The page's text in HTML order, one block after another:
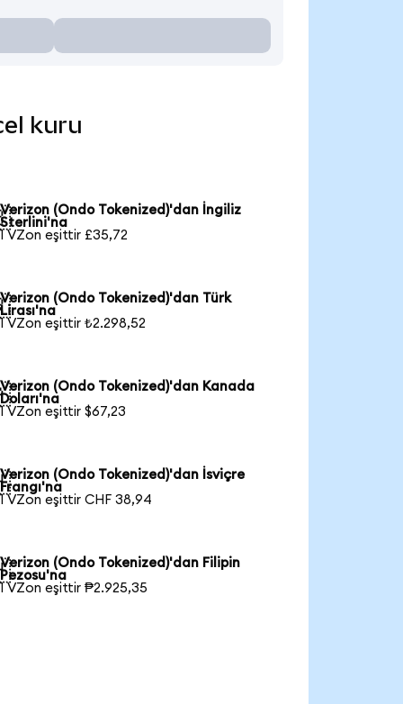
kuru
Verizon (Ondo Tokenized)'dan İngiliz
Sterlini'na
1 VZon eşittir £35,72
Verizon (Ondo Tokenized)'dan Türk
Lirası'na
1 VZon eşittir ₺2.298,52
Verizon (Ondo Tokenized)'dan Kanada
Doları'na
1 VZon eşittir $67,23
Verizon (Ondo Tokenized)'dan İsviçre
Frangı'na
1 VZon eşittir CHF 38,94
Verizon (Ondo Tokenized)'dan Filipin
Pezosu'na
1 VZon eşittir ₱2.925,35